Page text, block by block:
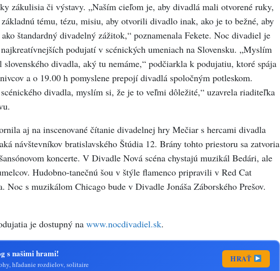
zákulisia či výstavy. „Naším cieľom je, aby divadlá mali otvorené ruky,
tému, tézu, misiu, aby otvorili divadlo inak, ako je to bežné, aby
štandardný divadelný zážitok,“ poznamenala Fekete. Noc divadiel je
podujatí v scénických umeniach na Slovensku. „Myslím
slovenského divadla, aký tu nemáme,“ podčiarkla k podujatiu, ktoré spája
a o 19.00 h pomyslene prepojí divadlá spoločným potleskom.
divadla, myslím si, že je to veľmi dôležité,“ uzavrela riaditeľka
aj na inscenované čítanie divadelnej hry Mečiar s hercami divadla
návštevníkov bratislavského Štúdia 12. Brány tohto priestoru sa zatvoria
koncerte. V Divadle Nová scéna chystajú muzikál Bedári, ale
Hudobno-tanečnú šou v štýle flamenco pripravili v Red Cat
Noc s muzikálom Chicago bude v Divadle Jonáša Záborského Prešov.
je dostupný na www.nocdivadiel.sk.
s našimi hrami!
hľadanie rozdielov, solitaire
HRAŤ